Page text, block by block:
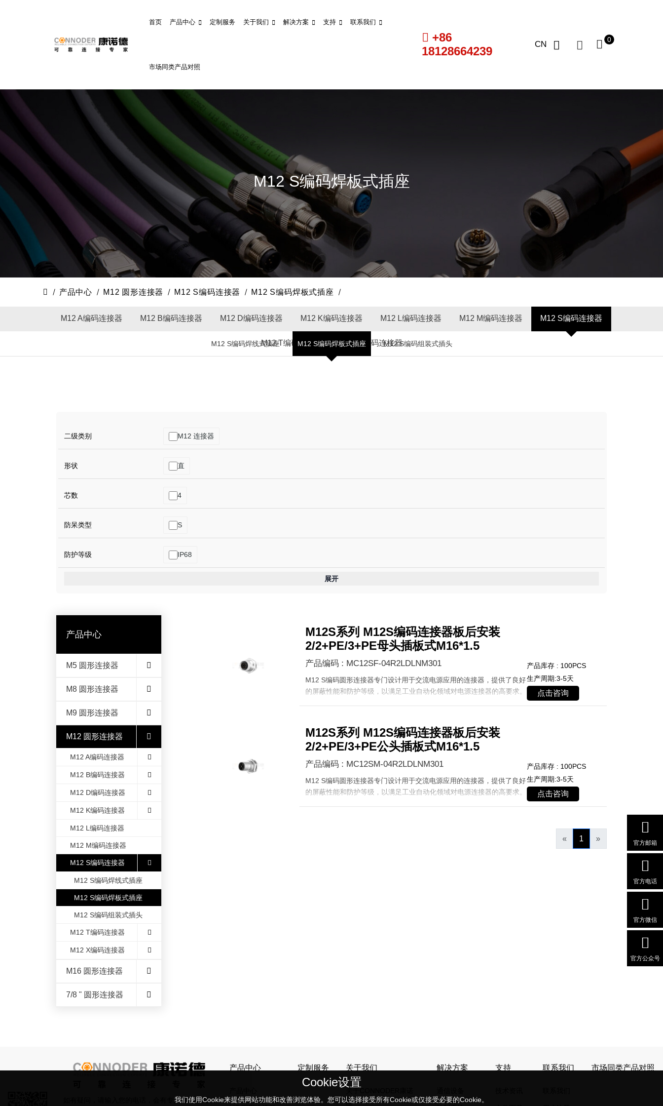
首页 产品中心 定制服务 关于我们 解决方案 支持 联系我们
市场同类产品对照
+86
18128664239
CN 0
Cookie设置
我们使用Cookie来提供网站功能和改善浏览体验。您可以选择接受所有Cookie或仅接受必要的Cookie。
M12 S编码焊板式插座
产品中心 M12 圆形连接器 M12 S编码连接器 M12 S编码焊板式插座
M12 A编码连接器 M12 B编码连接器 M12 D编码连接器 M12 K编码连接器 M12 L编码连接器 M12 M编码连接器 M12 S编码连接器
M12 T编码连接器 M12 X编码连接器
M12 S编码焊线式插座 M12 S编码焊板式插座 M12 S编码组装式插头
二级类别 M12 连接器
形状 直
芯数 4
防呆类型 S
防护等级 IP68
展开
M12S系列 M12S编码连接器板后安装
2/2+PE/3+PE母头插板式M16*1.5
产品编码 : MC12SF-04R2LDLNM301
M12 S编码圆形连接器专门设计用于交流电源应用的连接器，提供了良好
的屏蔽性能和防护等级，以满足工业自动化领域对电源连接器的高要求。
产品库存 : 100PCS
生产周期:3-5天
点击咨询
M12S系列 M12S编码连接器板后安装
2/2+PE/3+PE公头插板式M16*1.5
产品编码 : MC12SM-04R2LDLNM301
M12 S编码圆形连接器专门设计用于交流电源应用的连接器，提供了良好
的屏蔽性能和防护等级，以满足工业自动化领域对电源连接器的高要求。
产品库存 : 100PCS
生产周期:3-5天
点击咨询
« 1 »
产品中心
M5 圆形连接器
M8 圆形连接器
M9 圆形连接器
M12 圆形连接器
M12 A编码连接器
M12 B编码连接器
M12 D编码连接器
M12 K编码连接器
M12 L编码连接器
M12 M编码连接器
M12 S编码连接器
M12 S编码焊线式插座
M12 S编码焊板式插座
M12 S编码组装式插头
M12 T编码连接器
M12 X编码连接器
M16 圆形连接器
7/8 " 圆形连接器
官方邮箱
官方电话
官方微信
官方公众号
如有疑问，请输入您的电话，会有专人在24小时
产品中心 定制服务 关于我们
德
解决方案 支持 联系我们 市场同类产品对照